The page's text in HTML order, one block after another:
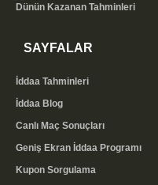
Dünün Kazanan Tahminleri
SAYFALAR
İddaa Tahminleri
İddaa Blog
Canlı Maç Sonuçları
Geniş Ekran İddaa Programı
Kupon Sorgulama